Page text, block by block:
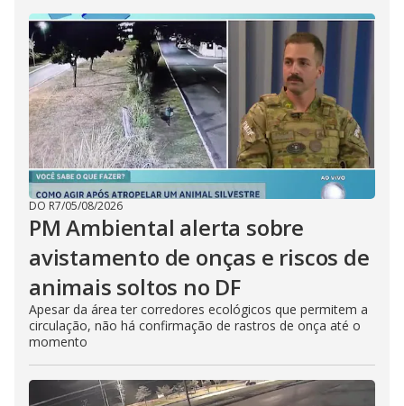
DO R7/05/08/2026
PM Ambiental alerta sobre
avistamento de onças e riscos de
animais soltos no DF
Apesar da área ter corredores ecológicos que permitem a
circulação, não há confirmação de rastros de onça até o
momento